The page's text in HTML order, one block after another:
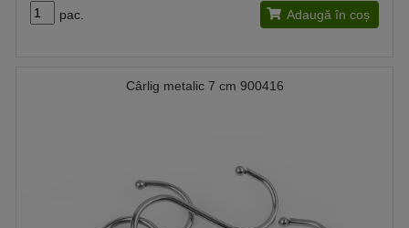
pac. Adaugă în coș
Cârlig metalic 7 cm 900416